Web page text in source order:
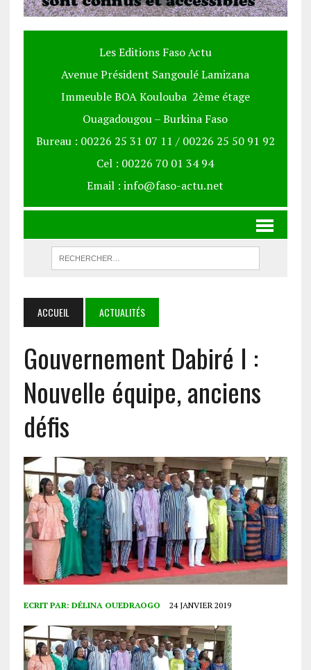
Les Editions Faso Actu
Avenue Président Sangoulé Lamizana
Immeuble BOA Koulouba 2ème étage
Ouagadougou – Burkina Faso
Bureau : 00226 25 31 07 11 / 00226 25 50 91 92
Cel : 00226 70 01 34 94
Email : info@faso-actu.net
ACCUEIL ACTUALITÉS
Gouvernement Dabiré I :
Nouvelle équipe, anciens
défis
ECRIT PAR: DÉLINA OUEDRAOGO 24 JANVIER 2019